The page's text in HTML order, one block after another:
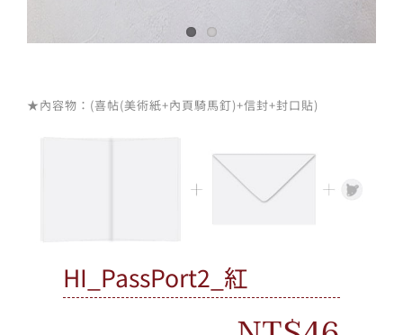
★內容物：(喜帖(美術紙+內頁騎馬釘)+信封+封口貼)
HI_PassPort2_紅